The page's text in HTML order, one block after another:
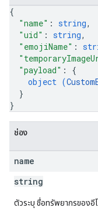
{
"name" : string,
"uid" : string,
"emojiName" :
"payload" : {
object (
}
}
ช่อง
name
string
ตัวระบุ ชื่อทรัพยากรของอี